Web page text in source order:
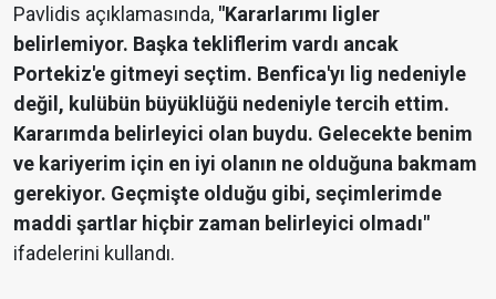
Pavlidis açıklamasında, "Kararlarımı ligler
belirlemiyor. Başka tekliflerim vardı ancak
Portekiz'e gitmeyi seçtim. Benfica'yı lig nedeniyle
değil, kulübün büyüklüğü nedeniyle tercih ettim.
Kararımda belirleyici olan buydu. Gelecekte benim
ve kariyerim için en iyi olanın ne olduğuna bakmam
gerekiyor. Geçmişte olduğu gibi, seçimlerimde
maddi şartlar hiçbir zaman belirleyici olmadı"
ifadelerini kullandı.